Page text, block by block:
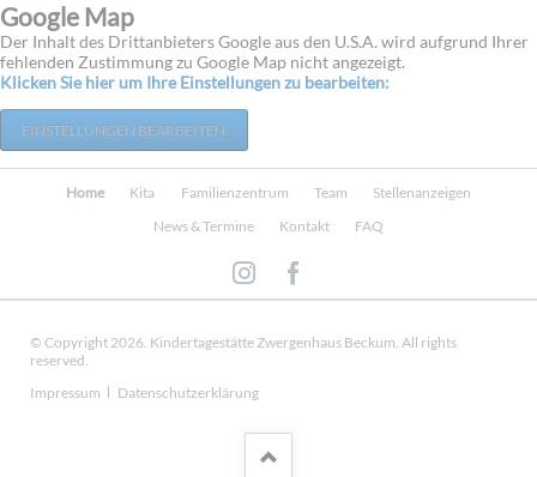
Google Map
Der Inhalt des Drittanbieters Google aus den U.S.A. wird aufgrund Ihrer
fehlenden Zustimmung zu Google Map nicht angezeigt.
Klicken Sie hier um Ihre Einstellungen zu bearbeiten:
EINSTELLUNGEN BEARBEITEN
Navigation
überspringen
Home Kita Familienzentrum Team
Stellenanzeigen
News & Termine
Kontakt FAQ
© Copyright 2026. Kindertagestätte Zwergenhaus Beckum. All rights
reserved.
Navigation
Impressum Datenschutzerklärung